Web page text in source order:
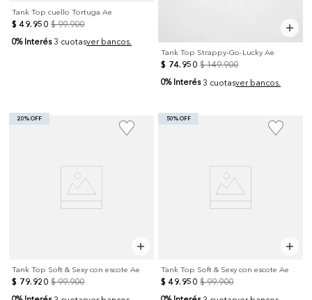
Tank Top cuello Tortuga Ae
$ 49. 950 $ 99.900
0% Interés 3 cuotasver bancos.
Tank Top Strappy-Go-Lucky Ae
$ 74. 950 $ 149.900
0% Interés 3 cuotasver bancos.
20% OFF
Tank Top Soft & Sexy con escote Ae
$ 79. 920 $ 99.900
50% OFF
Tank Top Soft & Sexy con escote Ae
$ 49. 950 $ 99.900